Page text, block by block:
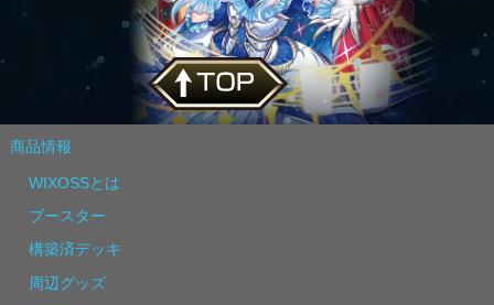
商品情報
WIXOSSとは
ブースター
構築済デッキ
周辺グッズ